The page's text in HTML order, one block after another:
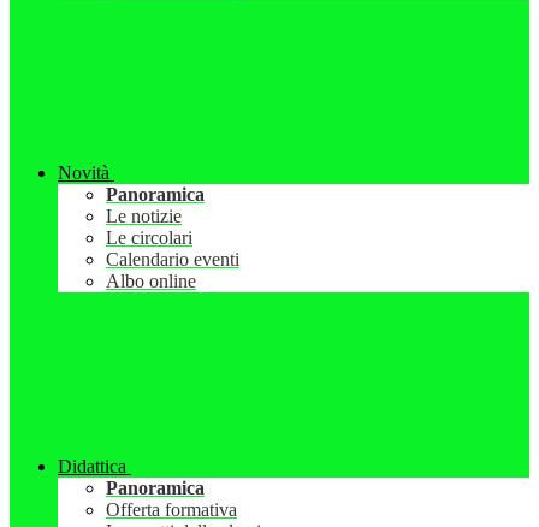
Novità
Panoramica
Le notizie
Le circolari
Calendario eventi
Albo online
Didattica
Panoramica
Offerta formativa